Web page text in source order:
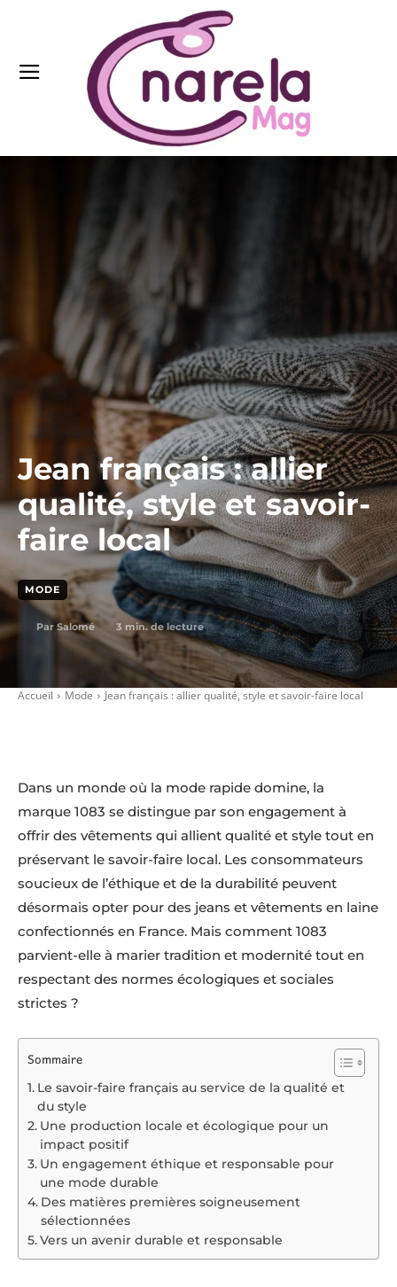
Jean français : allier
qualité, style et savoir-
faire local
MODE
Par Salomé 3 min. de lecture
Accueil Mode Jean français : allier qualité, style et savoir-faire local
Dans un monde où la mode rapide domine, la
marque 1083 se distingue par son engagement à
offrir des vêtements qui allient qualité et style tout en
préservant le savoir-faire local. Les consommateurs
soucieux de l’éthique et de la durabilité peuvent
désormais opter pour des jeans et vêtements en laine
confectionnés en France. Mais comment 1083
parvient-elle à marier tradition et modernité tout en
respectant des normes écologiques et sociales
strictes ?
Sommaire
Le savoir-faire français au service de la qualité et
du style
Une production locale et écologique pour un
impact positif
Un engagement éthique et responsable pour
une mode durable
Des matières premières soigneusement
sélectionnées
Vers un avenir durable et responsable